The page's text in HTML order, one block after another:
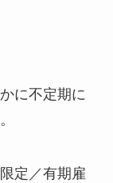
に不定期に
定／有期雇